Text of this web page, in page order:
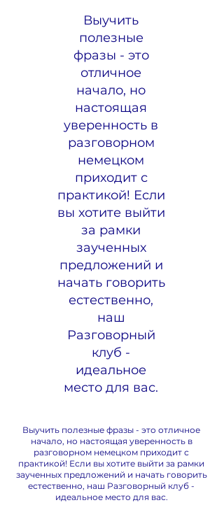
Выучить
полезные
фразы - это
отличное
начало, но
настоящая
уверенность в
разговорном
немецком
приходит с
практикой! Если
вы хотите выйти
за рамки
заученных
предложений и
начать говорить
естественно,
наш
Разговорный
клуб -
идеальное
место для вас.
Выучить полезные фразы - это отличное
начало, но настоящая уверенность в
разговорном немецком приходит с
практикой! Если вы хотите выйти за рамки
заученных предложений и начать говорить
естественно, наш Разговорный клуб -
идеальное место для вас.